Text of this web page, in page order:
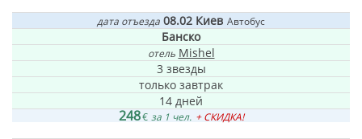
дата отъезда 08.02 Киев Автобус
Банско
отель Mishel
3 звезды
только завтрак
14 дней
248€ за 1 чел. + СКИДКА!